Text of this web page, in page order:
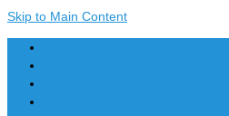
Skip to Main Content